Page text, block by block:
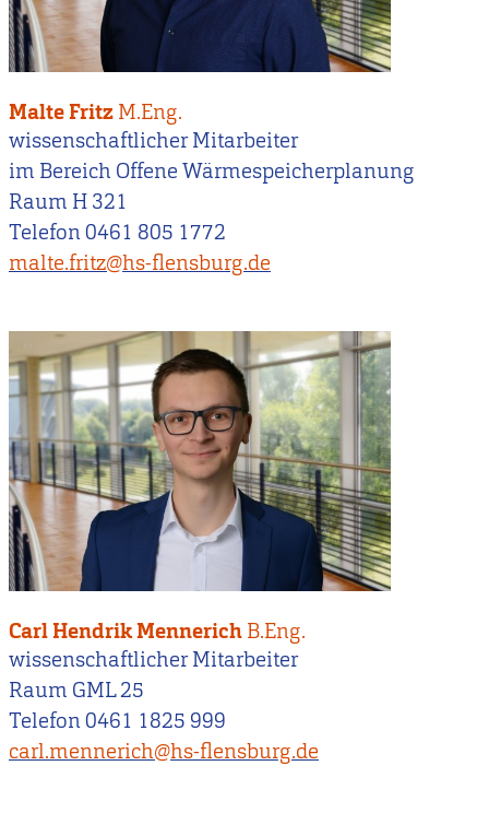
Malte Fritz M.Eng.
wissenschaftlicher Mitarbeiter
im Bereich Offene Wärmespeicherplanung
Raum H 321
Telefon 0461 805 1772
malte.fritz@hs-flensburg.de
Carl Hendrik Mennerich B.Eng.
wissenschaftlicher Mitarbeiter
Raum GML 25
Telefon 0461 1825 999
carl.mennerich@hs-flensburg.de